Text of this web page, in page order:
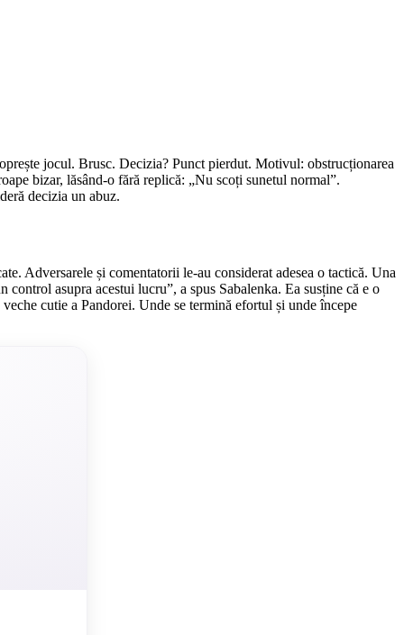
jocul. Brusc. Decizia? Punct pierdut. Motivul: obstrucționarea
bizar, lăsând-o fără replică: „Nu scoți sunetul normal”.
decizia un abuz.
Adversarele și comentatorii le-au considerat adesea o tactică. Una
asupra acestui lucru”, a spus Sabalenka. Ea susține că e o
cutie a Pandorei. Unde se termină efortul și unde începe